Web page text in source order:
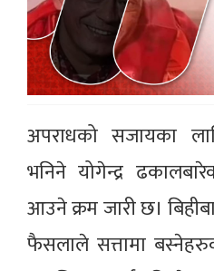
अपराधको सजायका
भनिने योगेन्द्र
आउने क्रम जारी छ।
फैसलाले सत्तामा